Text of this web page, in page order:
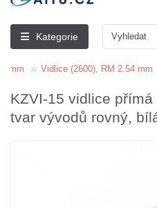
Kategorie
mm Vidlice (2600), RM 2.54 mm
KZVI-15 vidlice
tvar vývodů rovný,